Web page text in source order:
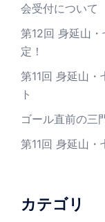
会受付について
第12回 身延山
定！
第11回 身延山
ト
ゴール直前の三
第11回 身延山
カテゴリ